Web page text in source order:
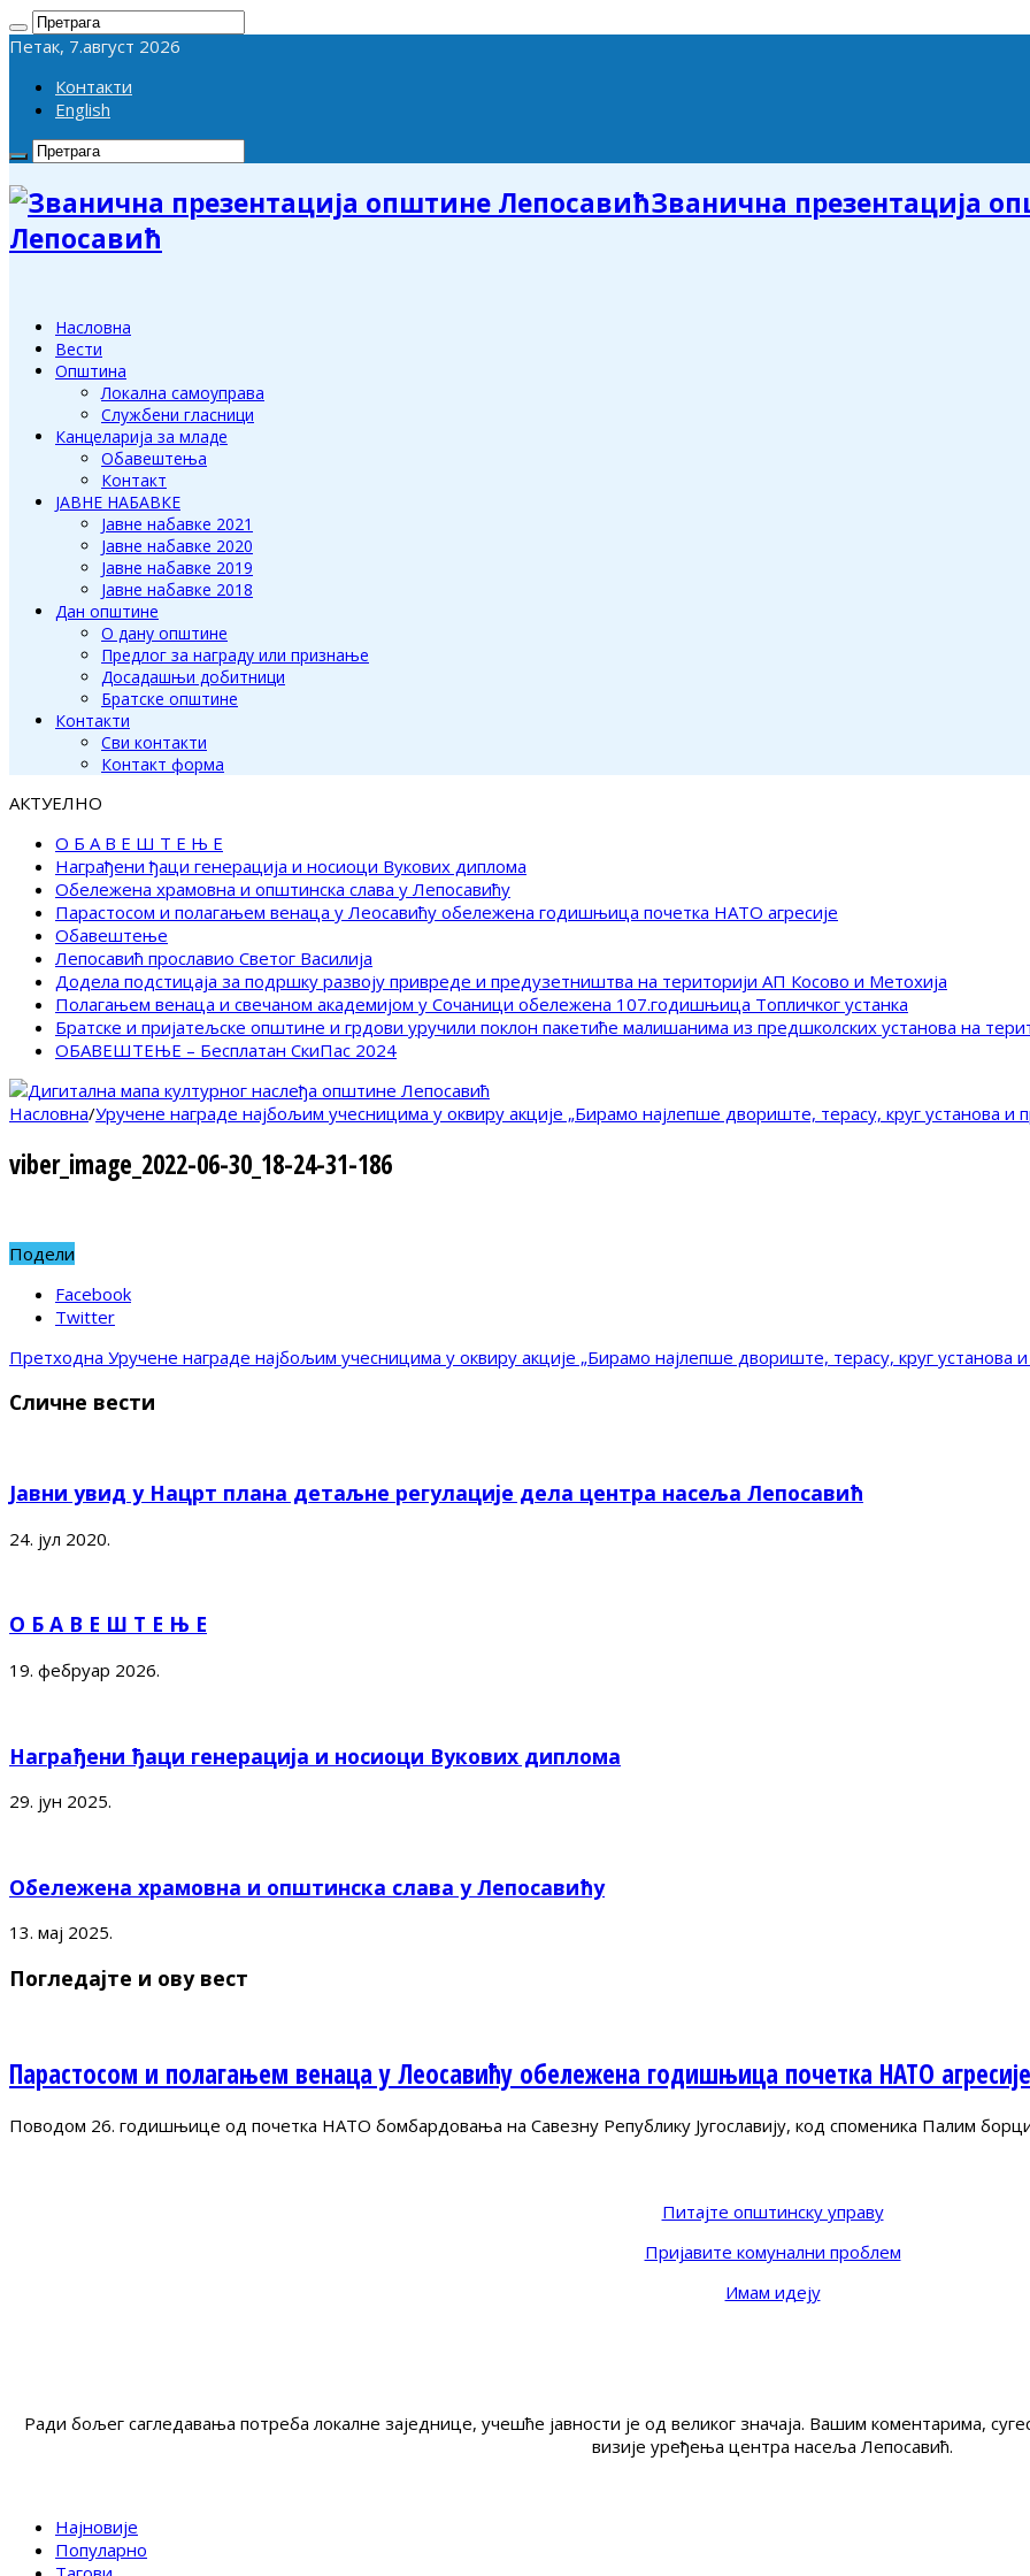
Петак, 7.август 2026
Контакти
English
Званична презентација
Лепосавић
Насловна
Вести
Општина
Локална самоуправа
Службени гласници
Канцеларија за младе
Обавештења
Контакт
ЈАВНЕ НАБАВКЕ
Јавне набавке 2021
Јавне набавке 2020
Јавне набавке 2019
Јавне набавке 2018
Дан општине
О дану општине
Предлог за награду или признање
Досадашњи добитници
Братске општине
Контакти
Сви контакти
Контакт форма
АКТУЕЛНО
О Б А В Е Ш Т Е Њ Е
Награђени ђаци генерација и носиоци Вукових диплома
Обележена храмовна и општинска слава у Лепосавићу
Парастосом и полагањем венаца у Леосавићу обележена годишњица почетка НАТО агресије
Обавештење
Лепосавић прославио Светог Василија
Додела подстицаја за подршку развоју привреде и предузетништва на територији АП Косово и Метохија
Полагањем венаца и свечаном академијом у Сочаници обележена 107.годишњица Топличког устанка
Братске и пријатељске општине и грдови уручили поклон пакетиће малишанима из предшколских установа на
ОБАВЕШТЕЊЕ – Бесплатан СкиПас 2024
Насловна/Уручене награде најбољим учесницима у оквиру акције „Бирамо најлепше двориште, терасу, круг установа и
viber_image_2022-06-30_18-24-31-186
Подели
Facebook
Twitter
Претходна Уручене награде најбољим учесницима у оквиру акције „Бирамо најлепше двориште, терасу, круг установа
Сличне вести
Јавни увид у Нацрт плана детаљне регулације дела центра насеља Лепосавић
24. јул 2020.
О Б А В Е Ш Т Е Њ Е
19. фебруар 2026.
Награђени ђаци генерација и носиоци Вукових диплома
29. јун 2025.
Обележена храмовна и општинска слава у Лепосавићу
13. мај 2025.
Погледајте и ову вест
Парастосом и полагањем венаца у Леосавићу обележена годишњица почетка НАТО агресије
Поводом 26. годишњице од почетка НАТО бомбардовања на Савезну Републику Југославију, код споменика Палим
Питајте општинску управу
Пријавите комунални проблем
Имам идеју
Ради бољег сагледавања потреба локалне заједнице, учешће јавности је од великог значаја. Вашим коментарима,
визије уређења центра насеља Лепосавић.
Најновије
Популарно